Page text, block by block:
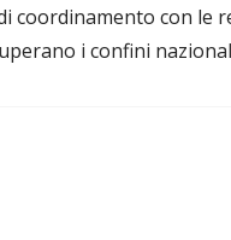
coordinamento con le
i confini